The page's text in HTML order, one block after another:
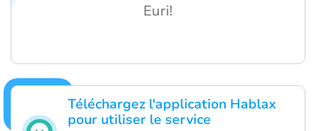
Téléchargez l'application Hablax
pour utiliser le service
Euri!